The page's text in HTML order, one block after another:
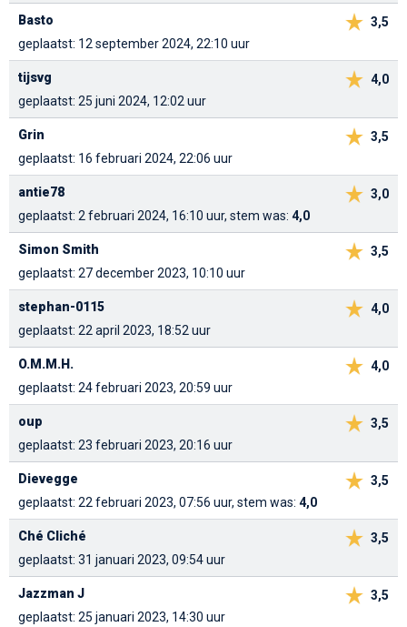
3,5
Basto
geplaatst: 12 september 2024, 22:10 uur
4,0
tijsvg
geplaatst: 25 juni 2024, 12:02 uur
3,5
Grin
geplaatst: 16 februari 2024, 22:06 uur
3,0
antie78
geplaatst: 2 februari 2024, 16:10 uur, stem was: 4,0
3,5
Simon Smith
geplaatst: 27 december 2023, 10:10 uur
4,0
stephan-0115
geplaatst: 22 april 2023, 18:52 uur
4,0
O.M.M.H.
geplaatst: 24 februari 2023, 20:59 uur
3,5
oup
geplaatst: 23 februari 2023, 20:16 uur
3,5
Dievegge
geplaatst: 22 februari 2023, 07:56 uur, stem was: 4,0
3,5
Ché Cliché
geplaatst: 31 januari 2023, 09:54 uur
3,5
Jazzman J
geplaatst: 25 januari 2023, 14:30 uur